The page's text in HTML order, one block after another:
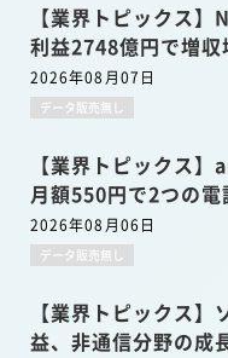
【業界トピックス
利益2748億円で増収
2026年08月07日
データ販売無し
【業界トピックス】
月額550円で2つの
2026年08月06日
データ販売無し
【業界トピックス
益、非通信分野の成